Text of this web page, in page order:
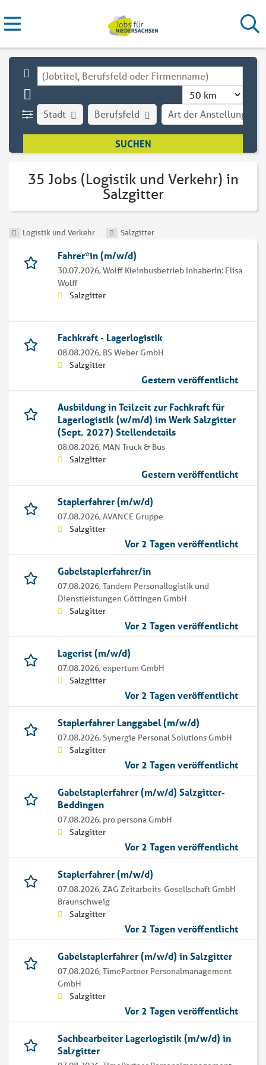
Stadt Art der Anstellung
Berufsfeld
35 Jobs (Logistik und Verkehr) in
Salzgitter
Logistik und Verkehr Salzgitter
Fahrer*in (m/w/d)
30.07.2026,Wolff Kleinbusbetrieb Inhaberin: Elisa
Wolff
Salzgitter
Fachkraft - Lagerlogistik
08.08.2026, BS Weber GmbH
Salzgitter
Gestern veröffentlicht
Ausbildung in Teilzeit zur Fachkraft für
Lagerlogistik (w/m/d) im Werk Salzgitter
(Sept. 2027) Stellendetails
08.08.2026, MAN Truck & Bus
Salzgitter
Gestern veröffentlicht
Staplerfahrer (m/w/d)
07.08.2026,AVANCE Gruppe
Salzgitter
Vor 2 Tagen veröffentlicht
Gabelstaplerfahrer/in
07.08.2026,Tandem Personallogistik und
Dienstleistungen Göttingen GmbH
Salzgitter
Vor 2 Tagen veröffentlicht
Lagerist (m/w/d)
07.08.2026,expertum GmbH
Salzgitter
Vor 2 Tagen veröffentlicht
Staplerfahrer Langgabel (m/w/d)
07.08.2026,Synergie Personal Solutions GmbH
Salzgitter
Vor 2 Tagen veröffentlicht
Gabelstaplerfahrer (m/w/d) Salzgitter-
Beddingen
07.08.2026, pro persona GmbH
Salzgitter
Vor 2 Tagen veröffentlicht
Staplerfahrer (m/w/d)
07.08.2026,ZAG Zeitarbeits-Gesellschaft GmbH
Braunschweig
Salzgitter
Vor 2 Tagen veröffentlicht
Gabelstaplerfahrer (m/w/d) in Salzgitter
07.08.2026,TimePartner Personalmanagement
GmbH
Salzgitter
Vor 2 Tagen veröffentlicht
Sachbearbeiter Lagerlogistik (m/w/d) in
Salzgitter